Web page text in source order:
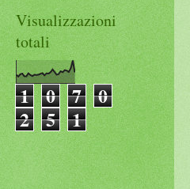
Visualizzazioni
totali
1 0 7 0
2 5 1